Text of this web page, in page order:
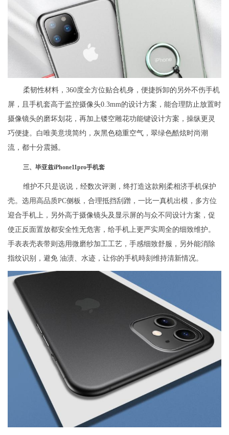
柔韧性材料，360度全方位贴合机身，便捷拆卸的另外不伤手机
屏，且手机套高于监控摄像头0.3mm的设计方案，能合理防止放置时
摄像镜头的磨坏划花，再加上镂空雕花功能键设计方案，操纵更灵
巧便捷。白唯美意境简约，灰黑色稳重空气，翠绿色酷炫时尚潮
流，都十分震撼。
三、毕亚兹iPhone11pro手机套
维护不只是说说，经数次评测，终打造这款刚柔相济手机保护
壳。选用高品质PC侧板，合理抵挡刮蹭，一比一真机出模，多方位
迎合手机上，另外高于摄像镜头及显示屏的与众不同设计方案，促
使正反面置放都安全性无危害，给手机上更严实周全的细致维护。
手表表壳表带则选用微磨纱加工工艺，手感细致舒服，另外能消除
指纹识别，避免 油渍、水迹，让你的手机時刻维持清新情况。